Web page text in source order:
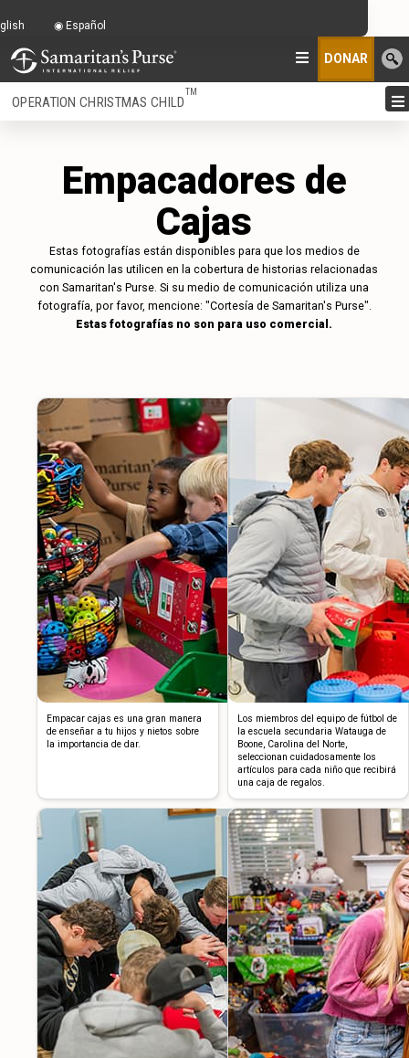
DONAR
OPERATION CHRISTMAS CHILD
TM
Empacadores de
Cajas
Estas fotografías están disponibles para que los medios de
comunicación las utilicen en la cobertura de historias relacionadas
con Samaritan's Purse. Si su medio de comunicación utiliza una
fotografía, por favor, mencione: "Cortesía de Samaritan's Purse".
Estas fotografías no son para uso comercial.
Empacar cajas es una gran manera
de enseñar a tu hijos y nietos sobre
la importancia de dar.
Los miembros del equipo de fútbol de
la escuela secundaria Watauga de
Boone, Carolina del Norte,
seleccionan cuidadosamente los
artículos para cada niño que recibirá
una caja de regalos.
Español